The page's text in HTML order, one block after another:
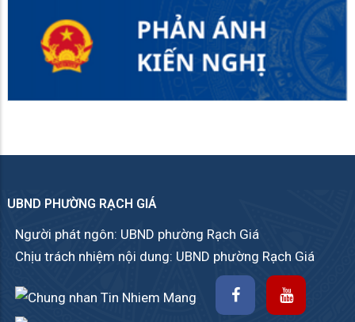
UBND PHƯỜNG RẠCH GIÁ
Người phát ngôn: UBND phường Rạch Giá
Chịu trách nhiệm nội dung: UBND phường Rạch Giá